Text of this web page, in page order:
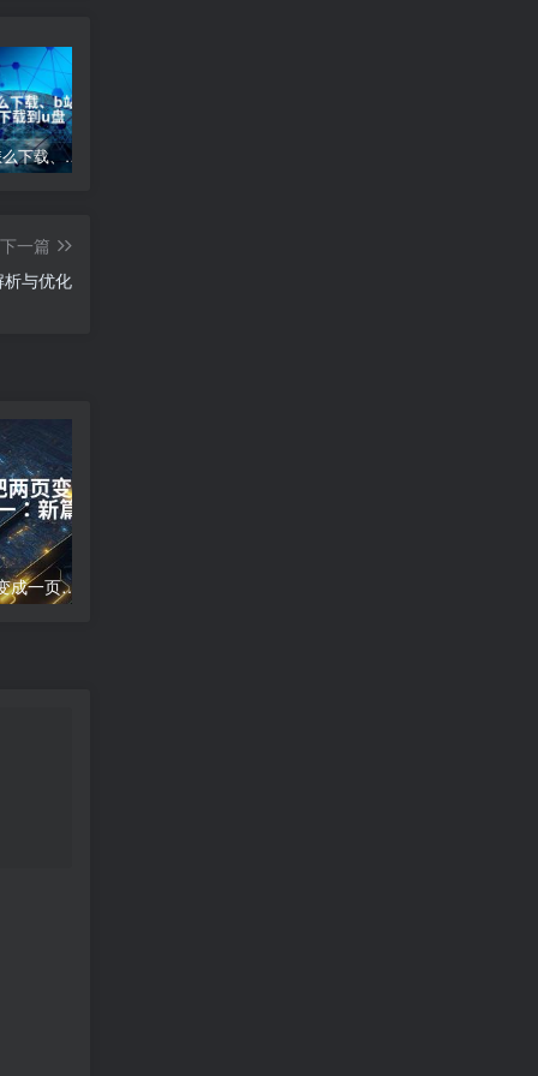
b站视频怎么下载、b站视频怎么下载到u盘
下一篇
与优化
word文档怎么把两页变成一页;两页合为一：新篇崭现